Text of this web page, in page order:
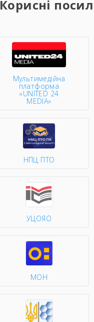
Корисні
Мультимедійна
платформа
«UNITED 24
MEDIA»
НПЦ ПТО
УЦОЯО
МОН